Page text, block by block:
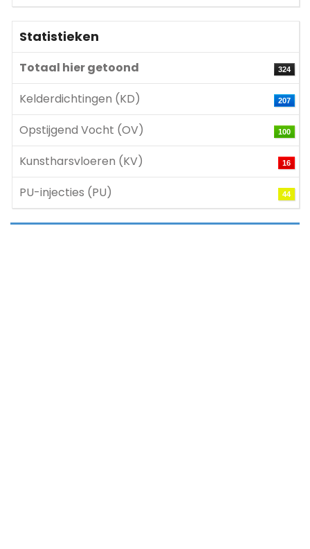
Statistieken
Totaal hier getoond 324
Kelderdichtingen (KD) 207
Opstijgend Vocht (OV) 100
Kunstharsvloeren (KV) 16
PU-injecties (PU) 44